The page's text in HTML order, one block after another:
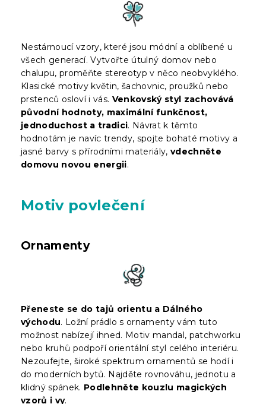
Nestárnoucí vzory, které jsou módní a oblíbené u
všech generací. Vytvořte útulný domov nebo
chalupu, proměňte stereotyp v něco neobvyklého.
Klasické motivy květin, šachovnic, proužků nebo
prstenců osloví i vás. Venkovský styl zachovává
původní hodnoty, maximální funkčnost,
jednoduchost a tradici. Návrat k těmto
hodnotám je navíc trendy, spojte bohaté motivy a
jasné barvy s přírodními materiály,vdechněte
domovu novou energii.
Motiv povlečení
Ornamenty
Přeneste se do tajů orientu a Dálného
východu. Ložní prádlo s ornamenty vám tuto
možnost nabízejí ihned. Motiv mandal, patchworku
nebo kruhů podpoří orientální styl celého interiéru.
Nezoufejte, široké spektrum ornamentů se hodí i
do moderních bytů. Najděte rovnováhu, jednotu a
klidný spánek. Podlehněte kouzlu magických
vzorů i vy.